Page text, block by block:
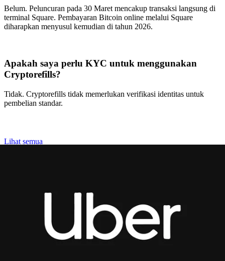
Belum. Peluncuran pada 30 Maret mencakup transaksi langsung di
terminal Square. Pembayaran Bitcoin online melalui Square
diharapkan menyusul kemudian di tahun 2026.
Apakah saya perlu KYC untuk menggunakan
Cryptorefills?
Tidak. Cryptorefills tidak memerlukan verifikasi identitas untuk
pembelian standar.